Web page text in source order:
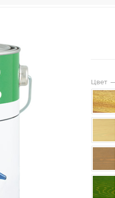
Цвет